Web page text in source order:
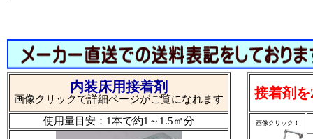
内装床用接着剤
画像クリックで詳細ページがご覧になれます
使用量目安：1本で約1～1.5㎡分
接着剤
画像クリック！